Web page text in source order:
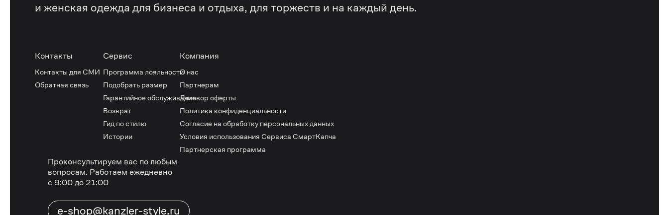
и женская одежда для бизнеса и отдыха, для торжеств и на каждый день.
Контакты
Контакты для СМИ
Обратная связь
Сервис
Программа лояльности
Подобрать размер
Гарантийное обслуживание
Возврат
Гид по стилю
Истории
Компания
О нас
Партнерам
Договор оферты
Политика конфиденциальности
Согласие на обработку персональных данных
Условия использования Сервиса СмартКапча
Партнерская программа
Проконсультируем вас по любым
вопросам. Работаем ежедневно
с 9:00 до 21:00
e-shop@kanzler-style.ru